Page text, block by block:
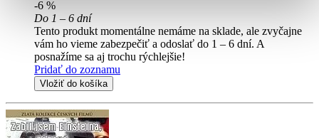
-6 %
Do 1 – 6 dní
Tento produkt momentálne nemáme na sklade, ale zvyčajne
vám ho vieme zabezpečiť a odoslať do 1 – 6 dní. A
posnažíme sa aj trochu rýchlejšie!
Pridať do zoznamu
Vložiť do košíka